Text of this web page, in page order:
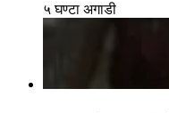
५ घण्टा अगाडी